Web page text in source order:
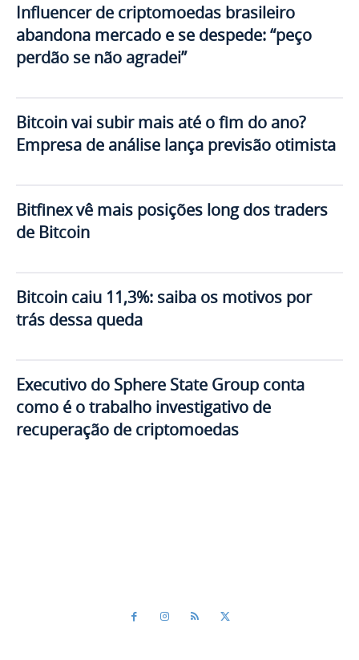
Influencer de criptomoedas brasileiro
abandona mercado e se despede: “peço
perdão se não agradei”
Bitcoin vai subir mais até o fim do ano?
Empresa de análise lança previsão otimista
Bitfinex vê mais posições long dos traders
de Bitcoin
Bitcoin caiu 11,3%: saiba os motivos por
trás dessa queda
Executivo do Sphere State Group conta
como é o trabalho investigativo de
recuperação de criptomoedas